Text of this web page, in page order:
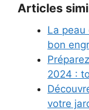
Articles
La
bon
2024 :
votre